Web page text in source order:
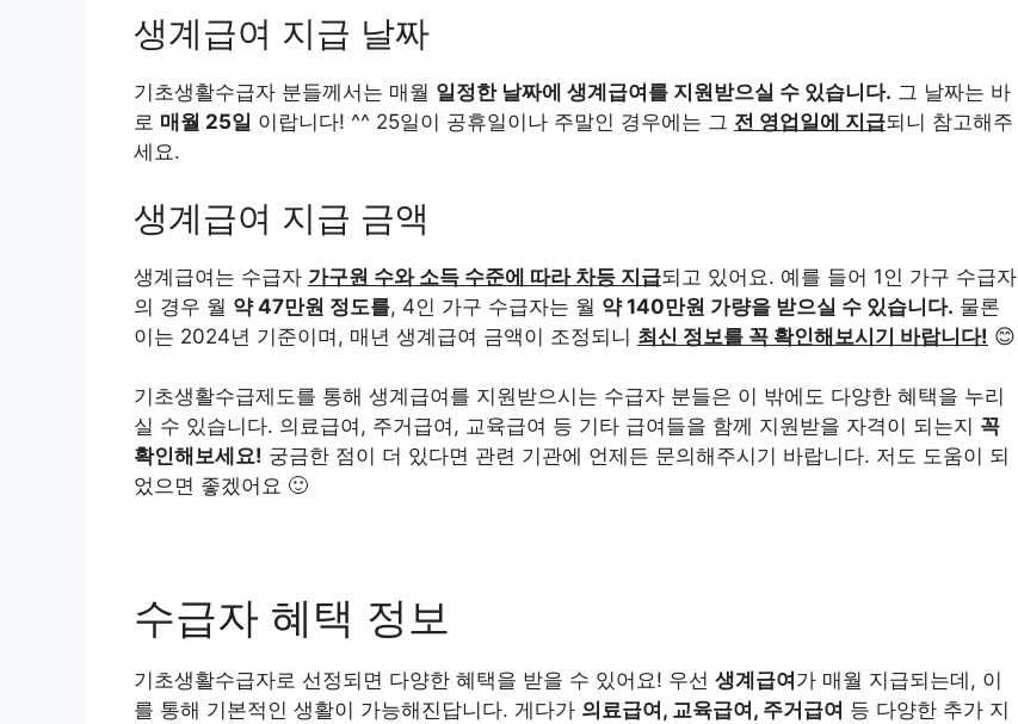
생계급여 지급 날짜
기초생활수급자 분들께서는 매월 일정한 날짜에 생계급여를 지원받으실 수 있습니다. 그 날짜는 바
로 매월 25일 이랍니다! ^^ 25일이 공휴일이나 주말인 경우에는 그 전 영업일에 지급되니 참고해주
세요.
생계급여 지급 금액
생계급여는 수급자 가구원 수와 소득 수준에 따라 차등 지급되고 있어요. 예를 들어 1인 가구 수급자
의 경우 월 약 47만원 정도를, 4인 가구 수급자는 월 약 140만원 가량을 받으실 수 있습니다. 물론
이는 2024년 기준이며, 매년 생계급여 금액이 조정되니 최신 정보를 꼭 확인해보시기 바랍니다! 😊
기초생활수급제도를 통해 생계급여를 지원받으시는 수급자 분들은 이 밖에도 다양한 혜택을 누리
실 수 있습니다. 의료급여, 주거급여, 교육급여 등 기타 급여들을 함께 지원받을 자격이 되는지 꼭
확인해보세요! 궁금한 점이 더 있다면 관련 기관에 언제든 문의해주시기 바랍니다. 저도 도움이 되
었으면 좋겠어요 🙂
수급자 혜택 정보
기초생활수급자로 선정되면 다양한 혜택을 받을 수 있어요! 우선 생계급여 가 매월 지급되는데, 이
를 통해 기본적인 생활이 가능해진답니다. 게다가 의료급여, 교육급여, 주거급여 등 다양한 추가 지